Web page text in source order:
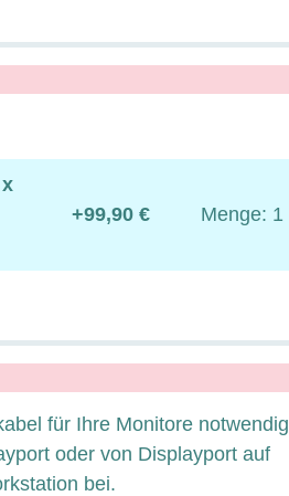
+99,90 € Menge: 1
für Ihre Monitore notwendig
oder von Displayport auf
bei.